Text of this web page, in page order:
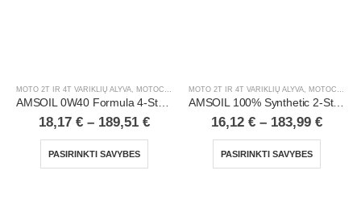
MOTO 2T IR 4T VARIKLIŲ ALYVA MOTOCIKLAI, ATV/UTV
AMSOIL 0W40 Formula 4-Stroke® Powersports Synthetic Motor Oil
18,17 € – 189,51 €
PASIRINKTI SAVYBES
MOTO 2T IR 4T VARIKLIŲ ALYVA MOTOCIKLAI, ATV/UTV
AMSOIL 100% Synthetic 2-Stroke Injector Oil
16,12 € – 183,99 €
PASIRINKTI SAVYBES